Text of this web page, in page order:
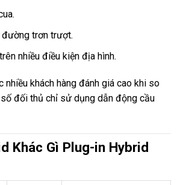
đường trơn trượt.
nhiều điều kiện địa hình.
khách hàng đánh giá cao khi so
đối thủ chỉ sử dụng dẫn động cầu
Khác Gì Plug-in Hybrid